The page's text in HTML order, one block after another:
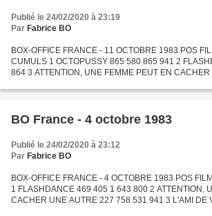
Publié le 24/02/2020 à 23:19
Par Fabrice BO
BOX-OFFICE FRANCE - 11 OCTOBRE 1983 POS
CUMULS 1 OCTOPUSSY 865 580 865 941 2
864 3 ATTENTION, UNE FEMME PEUT EN
NARAYAMA 130 677...
BO France - 4 octobre 1983
Publié le 24/02/2020 à 23:12
Par Fabrice BO
BOX-OFFICE FRANCE - 4 OCTOBRE 1983 POS
1 FLASHDANCE 469 405 1 643 800 2 ATTENTION,
CACHER UNE AUTRE 227 758 531 941 3 L'AMI DE